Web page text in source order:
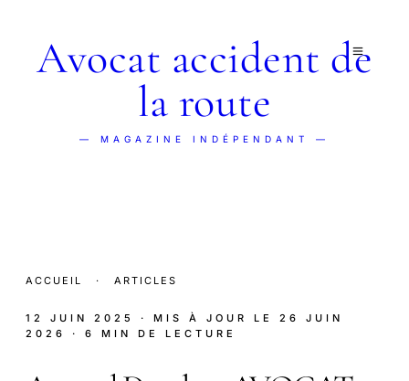
Avocat accident de
la route
— MAGAZINE INDÉPENDANT —
ACCUEIL · ARTICLES
12 JUIN 2025 · MIS À JOUR LE 26 JUIN
2026
· 6 MIN DE LECTURE